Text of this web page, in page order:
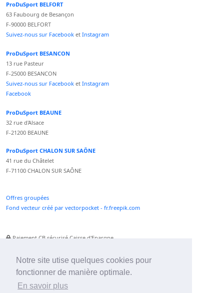
Notre site utise quelques cookies pour
fonctionner de manière optimale.
En savoir plus
ProDuSport BELFORT
63 Faubourg de Besançon
F-90000 BELFORT
Suivez-nous sur Facebook et Instagram
ProDuSport BESANCON
13 rue Pasteur
F-25000 BESANCON
Suivez-nous sur Facebook et Instagram
Facebook
ProDuSport BEAUNE
32 rue d'Alsace
F-21200 BEAUNE
ProDuSport CHALON SUR SAÔNE
41 rue du Châtelet
F-71100 CHALON SUR SAÔNE
Offres groupées
Fond vecteur créé par vectorpocket - fr.freepik.com
Paiement CB sécurisé Caisse d'Epargne
Paiement Paypal accepté